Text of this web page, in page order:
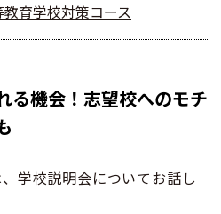
育学校対策コース
る機会！志望校へのモチ
学校説明会についてお話し